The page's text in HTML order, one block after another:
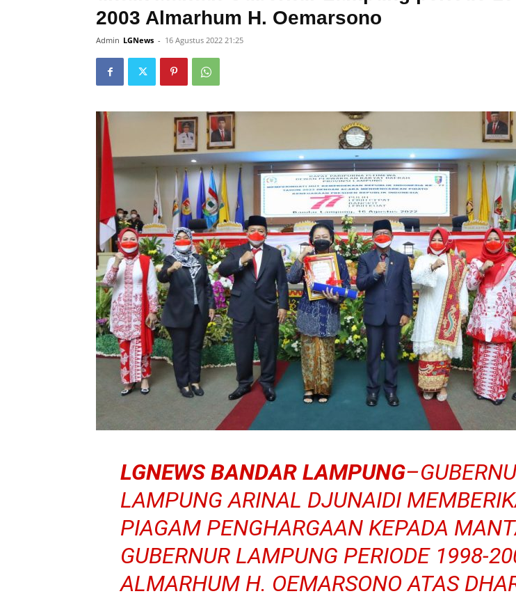
2003 Almarhum H. Oemarsono
Admin LGNews - 16 Agustus 2022 21:25
LGNEWS BANDAR LAMPUNG
LAMPUNG ARINAL DJUNAIDI
PIAGAM PENGHARGAAN KEPADA
GUBERNUR LAMPUNG PERIODE 1998-
ALMARHUM H. OEMARSONO ATAS